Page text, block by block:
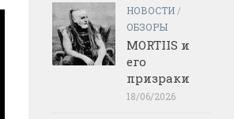
НОВОСТИ /
ОБЗОРЫ
MORTIIS и
его
призраки
18/06/2026